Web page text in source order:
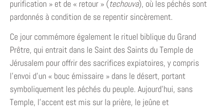
purification » et de « retour » (techouva), où les péchés sont
pardonnés à condition de se repentir sincèrement.
Ce jour commémore également le rituel biblique du Grand
Prêtre, qui entrait dans le Saint des Saints du Temple de
Jérusalem pour offrir des sacrifices expiatoires, y compris
l’envoi d’un « bouc émissaire » dans le désert, portant
symboliquement les péchés du peuple. Aujourd’hui, sans
Temple, l’accent est mis sur la prière, le jeûne et